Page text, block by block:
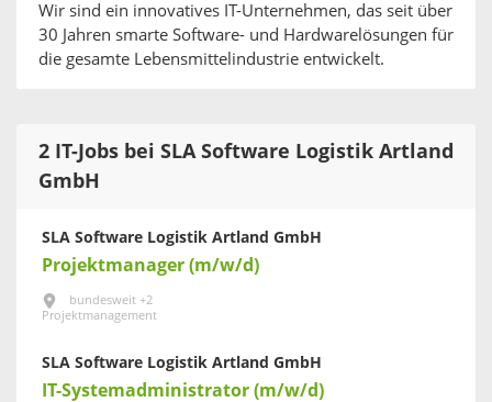
Wir sind ein innovatives IT-Unternehmen, das seit über
30 Jahren smarte Software- und Hardwarelösungen für
die gesamte Lebensmittelindustrie entwickelt.
2 IT-Jobs bei SLA Software Logistik Artland
GmbH
SLA Software Logistik Artland GmbH
Projektmanager (m/w/d)
bundesweit +2
Projektmanagement
SLA Software Logistik Artland GmbH
IT-Systemadministrator (m/w/d)